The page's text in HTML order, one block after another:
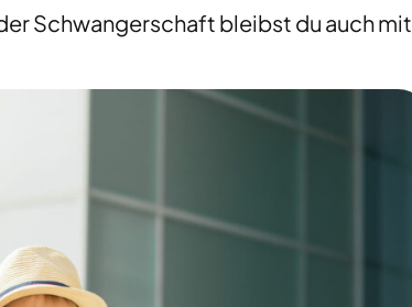
Schwangerschaft bleibst du auch mit